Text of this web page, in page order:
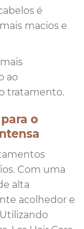
é
macios e
ao
tratamento.
o
Com uma
alta
acolhedor e